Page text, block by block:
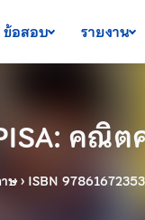
ข้อสอบ รายงาน
คณิ
ษ› ISBN